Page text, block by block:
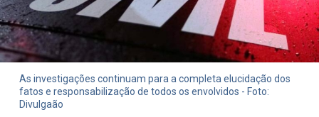
As investigações continuam para a completa elucidação dos
fatos e responsabilização de todos os envolvidos - Foto:
Divulgaão